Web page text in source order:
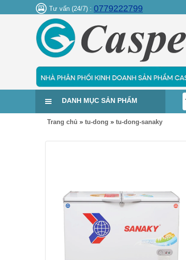
Tư vấn (24/7) : 0779222799
DANH MỤC SẢN PHẨM
Trang chủ » tu-dong » tu-dong-sanaky